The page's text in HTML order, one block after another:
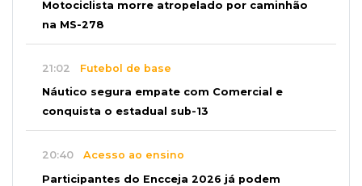
Motociclista morre atropelado por caminhão
na MS-278
21:02 Futebol de base
Náutico segura empate com Comercial e
conquista o estadual sub-13
20:40 Acesso ao ensino
Participantes do Encceja 2026 já podem